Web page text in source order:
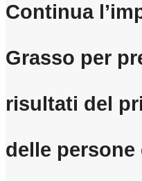
Continua
Grasso per
risultati del
delle